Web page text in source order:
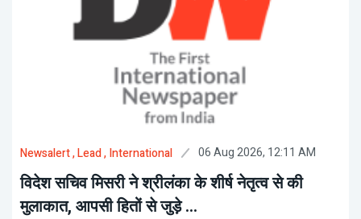
Newsalert, Lead, International 06 Aug 2026, 12:11 AM
विदेश सचिव मिसरी ने श्रीलंका के शीर्ष नेतृत्व से की
मुलाकात, आपसी हितों से जुड़े ...